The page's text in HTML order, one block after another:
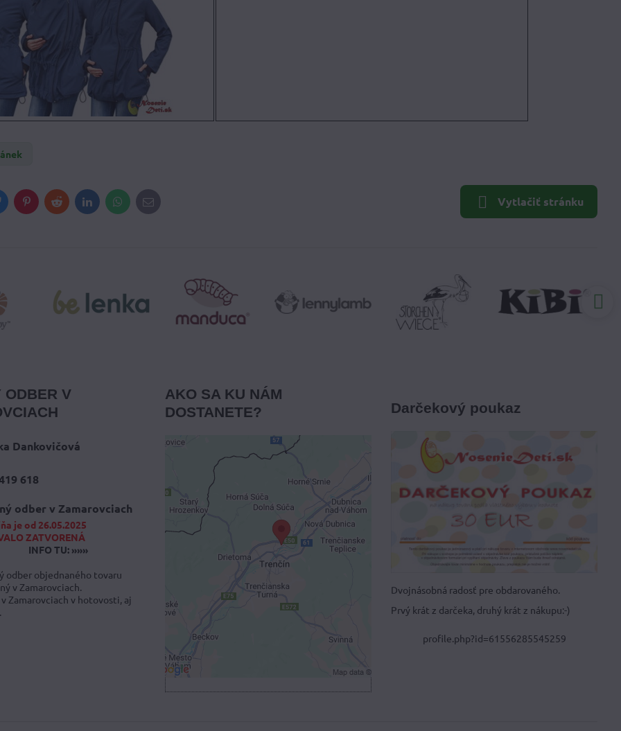
PinterestRedditLinkedInWhatsApp
E-
mail
Vytlačiť stránku
ODBER V
Dankovičová
618
odber v Zamarovciach
je od 26.05.2025
ZATVORENÁ
INFO TU: »»»
odber objednaného tovaru
v Zamarovciach.
Zamarovciach v hotovosti, aj
AKO SA KU NÁM
DOSTANETE?
Externý obsah je
blokovaný Voľbami
súkromia
Prajete si načítať externý obsah?
Povoliť a zapamätať - súhlas s
Darčekový poukaz
Dvojnásobná radosť pre obdarovaného.
Prvý krát z darčeka, druhý krát z nákupu:-)
profile.php?id=61556285545259